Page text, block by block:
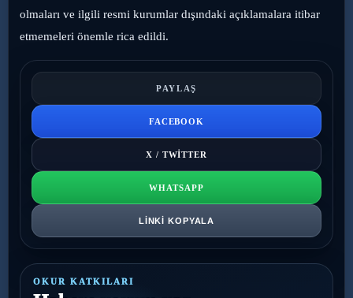
olmaları ve ilgili resmi kurumlar dışındaki açıklamalara itibar
etmemeleri önemle rica edildi.
PAYLAŞ
FACEBOOK
X / TWITTER
WHATSAPP
LINKI KOPYALA
OKUR KATKILARI